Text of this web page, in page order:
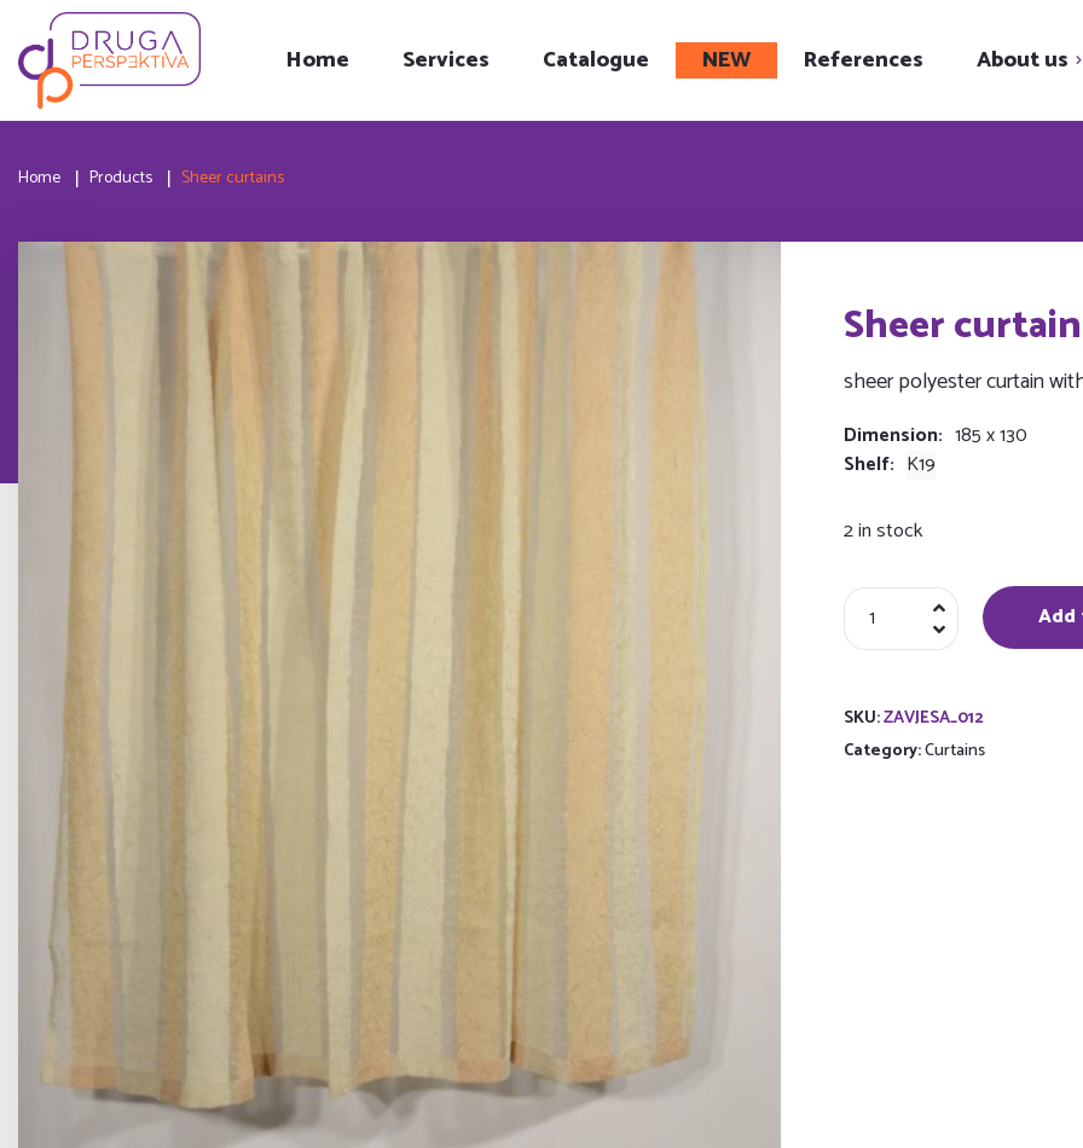
Home Services Catalogue NEW References About us
Social
Home Products Sheer curtains
Sheer
sheer polyester curtain
Dimension 185 x 130
Shelf K19
2 in stock
Sheer
curtains
Add
SKU:ZAVJESA_012
Category:Curtains